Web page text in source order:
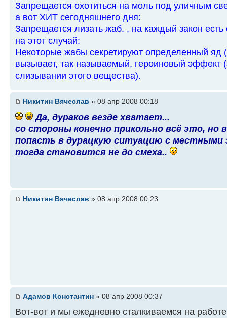
Запрещается охотиться на моль под уличным
а вот ХИТ сегодняшнего дня:
Запрещается лизать жаб. , на каждый закон
на этот случай:
Некоторые жабы секретируют определенный яд
вызывает, так называемый, героиновый эффект
слизывании этого вещества).
Никитин Вячеслав » 08 апр 2008 00:18
Да, дураков везде хватает...
со стороны конечно прикольно всё это, но
попасть в дурацкую ситуацию с местными
тогда становится не до смеха..
Никитин Вячеслав » 08 апр 2008 00:23
Адамов Константин » 08 апр 2008 00:37
Вот-вот и мы ежедневно сталкиваемся на